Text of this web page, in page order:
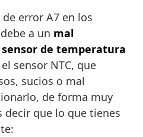
error A7 en los
a un mal
de temperatura
sensor NTC, que
sucios o mal
de forma muy
que lo que tienes